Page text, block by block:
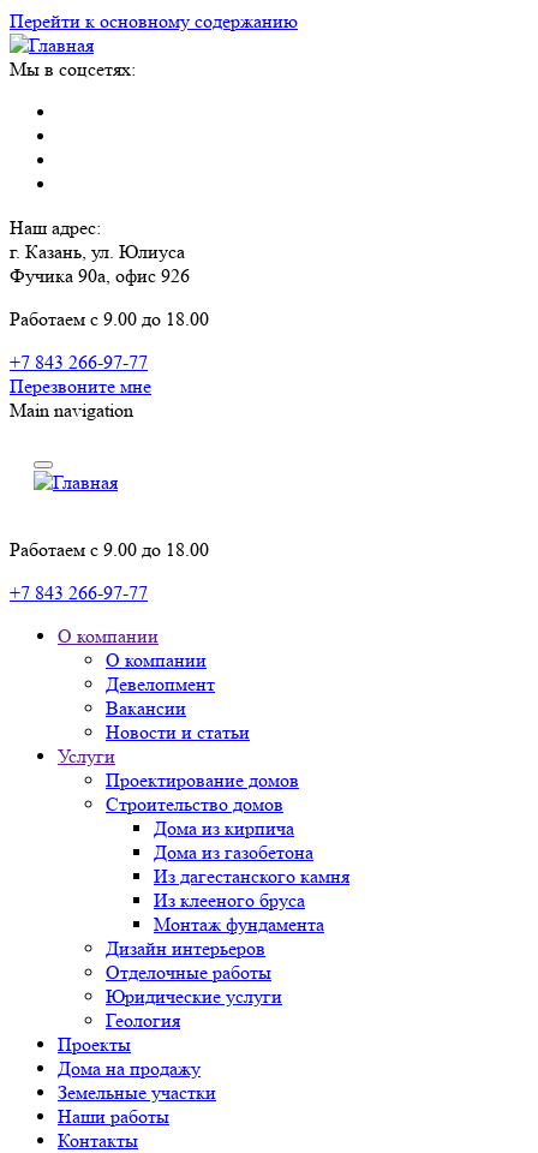
Перейти к основному содержанию
Мы в соцсетях:
Наш адрес:
г. Казань, ул. Юлиуса
Фучика 90а, офис 926
Работаем с 9.00 до 18.00
+7 843 266-97-77
Перезвоните мне
Main navigation
Работаем с 9.00 до 18.00
+7 843 266-97-77
О компании
О компании
Девелопмент
Вакансии
Новости и статьи
Услуги
Проектирование домов
Строительство домов
Дома из кирпича
Дома из газобетона
Из дагестанского камня
Из клееного бруса
Монтаж фундамента
Дизайн интерьеров
Отделочные работы
Юридические услуги
Геология
Проекты
Дома на продажу
Земельные участки
Наши работы
Контакты